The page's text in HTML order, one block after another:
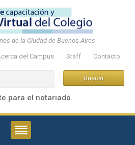
de la Ciudad de Buenos Aires
del Campus Staff Contacto
para el notariado.